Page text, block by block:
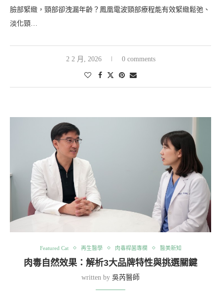
臉部緊緻，頸部卻洩漏年齡？鳳凰電波頸部療程能有效緊緻鬆弛、
淡化頸…
2 2 月, 2026 0 comments
Featured Cat 再生醫學 肉毒桿菌專欄 醫美新知
肉毒自然效果：解析3大品牌特性與挑選關鍵
written by 吳芮醫師